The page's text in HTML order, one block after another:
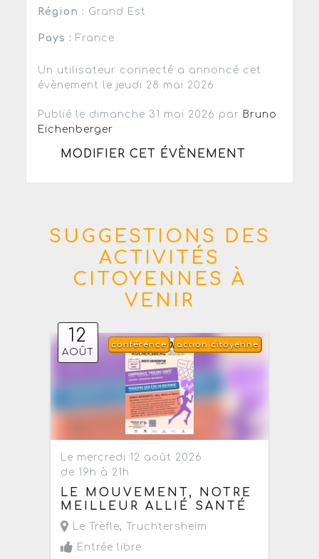
Région : Grand Est
Pays : France
Un utilisateur connecté a annoncé cet
évènement le jeudi 28 mai 2026
Publié le dimanche 31 mai 2026 par Bruno
Eichenberger
MODIFIER CET ÉVÈNEMENT
SUGGESTIONS DES
ACTIVITÉS
CITOYENNES À
VENIR
12
AOÛT
action citoyenne
conférence
Le mercredi 12 août 2026
de 19h à 21h
LE MOUVEMENT, NOTRE
MEILLEUR ALLIÉ SANTÉ
Le Trèfle,
Truchtersheim
Entrée libre